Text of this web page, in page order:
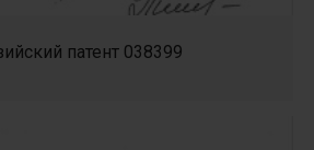
патент 038399